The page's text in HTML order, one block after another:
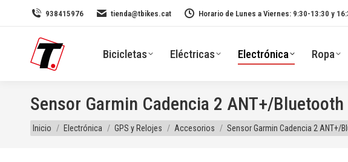
938415976 tienda@tbikes.cat Horario de Lunes a Viernes: 9:30-13:30 y
Bicicletas Eléctricas Electrónica Ropa
Sensor Garmin Cadencia 2 ANT+/Bluetooth
Estás aquí:
Inicio Electrónica GPS y Relojes Accesorios Sensor Garmin Cadencia 2 ANT+/